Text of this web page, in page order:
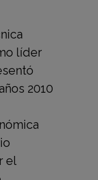
líder
2010
el